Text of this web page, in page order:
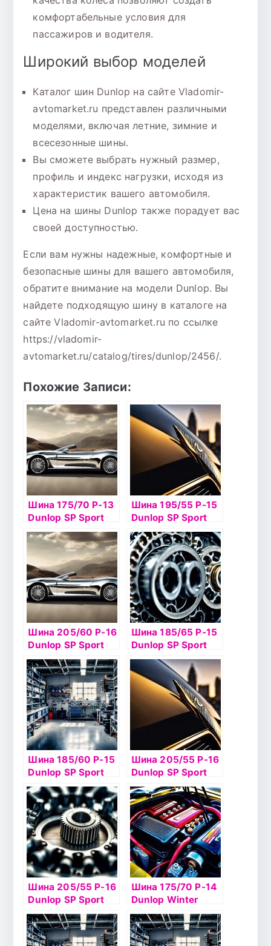
комфортабельные условия для
пассажиров и водителя.
Широкий выбор моделей
Каталог шин Dunlop на сайте Vladomir-
avtomarket.ru представлен различными
моделями, включая летние, зимние и
всесезонные шины.
Вы сможете выбрать нужный размер,
профиль и индекс нагрузки, исходя из
характеристик вашего автомобиля.
Цена на шины Dunlop также порадует вас
своей доступностью.
Если вам нужны надежные, комфортные и
безопасные шины для вашего автомобиля,
обратите внимание на модели Dunlop. Вы
найдете подходящую шину в каталоге на
сайте Vladomir-avtomarket.ru по ссылке
https://vladomir-
avtomarket.ru/catalog/tires/dunlop/2456/.
Похожие Записи:
Шина 175/70 Р-13
Dunlop SP Sport
LM704 82H б/к
Шина 195/55 Р-15
Dunlop SP Sport
LM704 85V б/к
Шина 205/60 Р-16
Dunlop SP Sport
LM704 92H б/к
Шина 185/65 Р-15
Dunlop SP Sport
LM704 88H б/к
Шина 185/60 Р-15
Dunlop SP Sport
LM704 84H
Шина 205/55 Р-16
Dunlop SP Sport
LM703 91V б/к
Шина 205/55 Р-16
Dunlop SP Sport
LM704 91V б/к
Шина 175/70 Р-14
Dunlop Winter
Ice02 84Tб/к шип